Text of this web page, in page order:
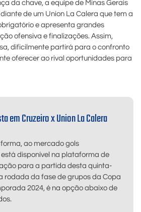
da chave, a equipe de Minas Gerais
de um Union La Calera que tem a
e apresenta grandes
ofensiva e finalizações. Assim,
dificilmente partirá para o confronto
oferecer ao rival oportunidades para
em Cruzeiro x Union La Calera
ao mercado gols
disponível na plataforma de
para a partida desta quinta-
rodada da fase de grupos da Copa
2024, é na opção abaixo de